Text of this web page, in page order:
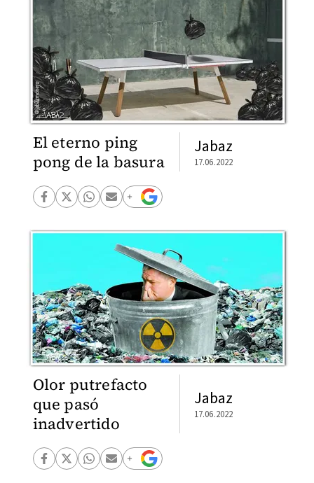
El eterno ping
pong de la basura
Jabaz
17.06.2022
Olor putrefacto
que pasó
inadvertido
Jabaz
17.06.2022